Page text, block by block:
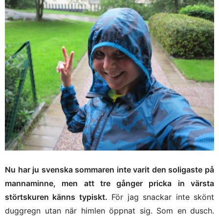
Nu har ju svenska sommaren inte varit den soligaste på
mannaminne, men att tre gånger pricka in värsta
störtskuren känns typiskt. För jag snackar inte skönt
duggregn utan när himlen öppnat sig. Som en dusch.